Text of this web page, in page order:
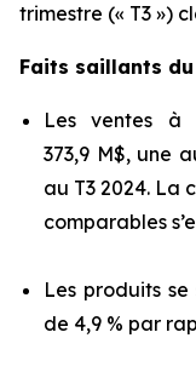
trimestre (« T3 »)
Faits saillants
Les ventes à
373,9 M$, une
au T3 2024. La
comparables
Les produits
de 4,9 % par